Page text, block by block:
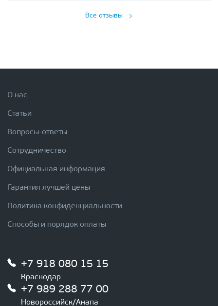
Все отзывы
О нас
Статьи
Вопросы-ответы
Сотрудничество
Официальная информация
Гарантия лучшей цены
Политика конфиденциальности
Способы и порядок оплаты
+7 918 080 15 15
Краснодар
+7 989 288 77 00
Новороссийск/Анапа